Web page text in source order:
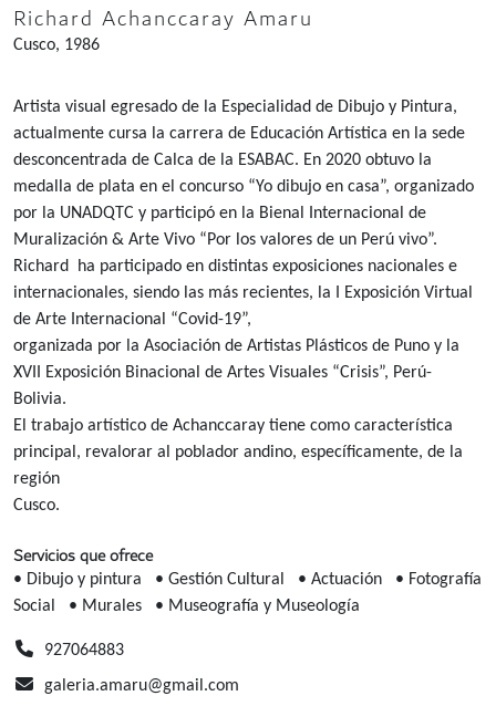
Richard Achanccaray Amaru
Cusco, 1986
Artista visual egresado de la Especialidad de Dibujo y Pintura,
actualmente cursa la carrera de Educación Artística en la sede
desconcentrada de Calca de la ESABAC. En 2020 obtuvo la
medalla de plata en el concurso “Yo dibujo en casa”, organizado
por la UNADQTC y participó en la Bienal Internacional de
Muralización & Arte Vivo “Por los valores de un Perú vivo”.
Richard ha participado en distintas exposiciones nacionales e
internacionales, siendo las más recientes, la I Exposición Virtual
de Arte Internacional “Covid-19”,
organizada por la Asociación de Artistas Plásticos de Puno y la
XVII Exposición Binacional de Artes Visuales “Crisis”, Perú-
Bolivia.
El trabajo artístico de Achanccaray tiene como característica
principal, revalorar al poblador andino, específicamente, de la
región
Cusco.
Servicios que ofrece
• Dibujo y pintura • Gestión Cultural • Actuación
• Fotografía
Social
• Murales • Museografía y Museología
927064883
galeria.amaru@gmail.com